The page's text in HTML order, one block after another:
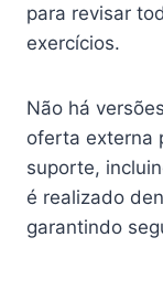
para revisar
exercícios.
Não há
oferta externa
suporte,
é realizado
garantindo